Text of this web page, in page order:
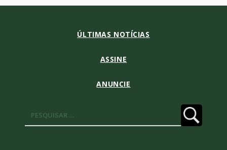
ÚLTIMAS NOTÍCIAS
ASSINE
ANUNCIE